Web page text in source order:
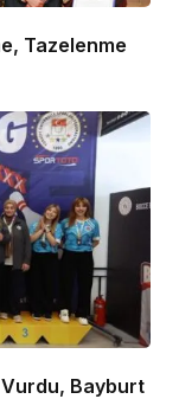
Tazelenme
Vurdu, Bayburt